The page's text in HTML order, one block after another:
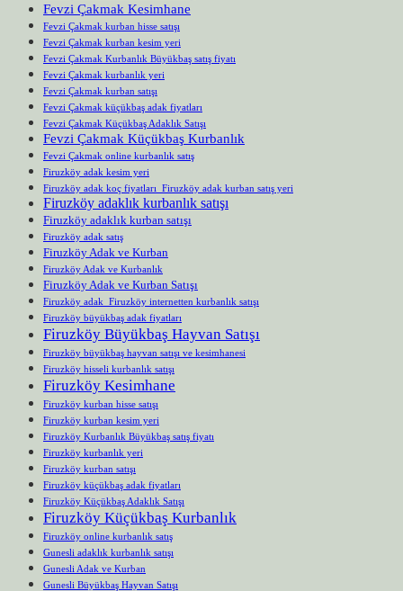
Fevzi Çakmak Kesimhane
Fevzi Çakmak kurban hisse satışı
Fevzi Çakmak kurban kesim yeri
Fevzi Çakmak Kurbanlık Büyükbaş satış fiyatı
Fevzi Çakmak kurbanlık yeri
Fevzi Çakmak kurban satışı
Fevzi Çakmak küçükbaş adak fiyatları
Fevzi Çakmak Küçükbaş Adaklık Satışı
Fevzi Çakmak Küçükbaş Kurbanlık
Fevzi Çakmak online kurbanlık satış
Firuzköy adak kesim yeri
Firuzköy adak koç fiyatları Firuzköy adak kurban satış yeri
Firuzköy adaklık kurbanlık satışı
Firuzköy adaklık kurban satışı
Firuzköy adak satış
Firuzköy Adak ve Kurban
Firuzköy Adak ve Kurbanlık
Firuzköy Adak ve Kurban Satışı
Firuzköy adak Firuzköy internetten kurbanlık satışı
Firuzköy büyükbaş adak fiyatları
Firuzköy Büyükbaş Hayvan Satışı
Firuzköy büyükbaş hayvan satışı ve kesimhanesi
Firuzköy hisseli kurbanlık satışı
Firuzköy Kesimhane
Firuzköy kurban hisse satışı
Firuzköy kurban kesim yeri
Firuzköy Kurbanlık Büyükbaş satış fiyatı
Firuzköy kurbanlık yeri
Firuzköy kurban satışı
Firuzköy küçükbaş adak fiyatları
Firuzköy Küçükbaş Adaklık Satışı
Firuzköy Küçükbaş Kurbanlık
Firuzköy online kurbanlık satış
Gunesli adaklık kurbanlık satışı
Gunesli Adak ve Kurban
Gunesli Büyükbaş Hayvan Satışı